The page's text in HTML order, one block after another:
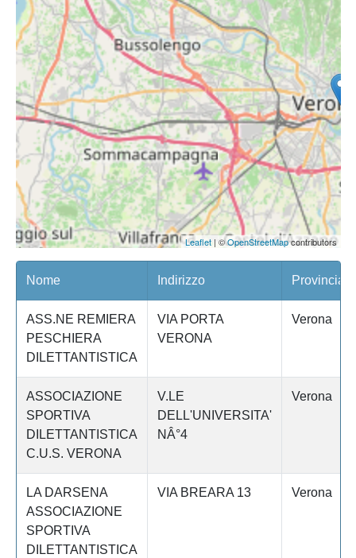
Leaflet| ©OpenStreetMapcontributors
Nome Indirizzo Provincia
ASS.NE REMIERA
PESCHIERA
DILETTANTISTICA
VIA PORTA
VERONA
Verona
ASSOCIAZIONE
SPORTIVA
DILETTANTISTICA
C.U.S. VERONA
V.LE
DELL'UNIVERSITA'
NÂ°4
Verona
LA DARSENA
ASSOCIAZIONE
SPORTIVA
DILETTANTISTICA
VIA BREARA 13 Verona